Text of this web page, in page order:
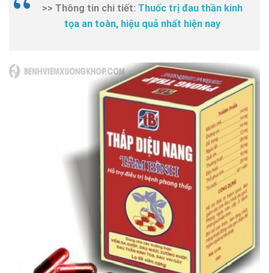
>> Thông tin chi tiết: Thuốc trị đau thần kinh
tọa an toàn, hiệu quả nhất hiện nay